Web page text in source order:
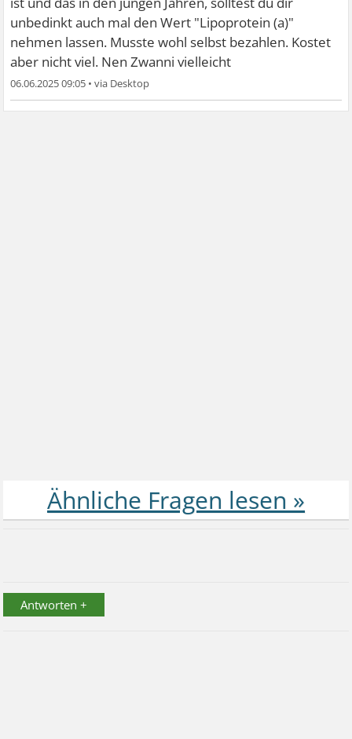
unbedinkt auch mal den Wert "Lipoprotein (a)"
nehmen lassen. Musste wohl selbst bezahlen. Kostet
aber nicht viel. Nen Zwanni vielleicht
06.06.2025 09:05 •
Antworten +